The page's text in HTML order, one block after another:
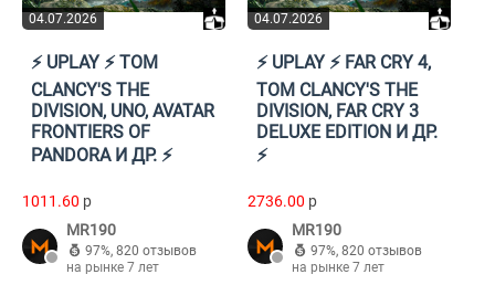
04.07.2026
⚡️ UPLAY ⚡️ TOM
CLANCY'S THE
DIVISION, UNO, AVATAR
FRONTIERS OF
PANDORA И ДР. ⚡️
1011.60 p
MR190
97%, 820 отзывов
на рынке 7 лет
04.07.2026
⚡️ UPLAY ⚡️ FAR CRY 4,
TOM CLANCY'S THE
DIVISION, FAR CRY 3
DELUXE EDITION И ДР.
⚡️
2736.00 p
MR190
97%, 820 отзывов
на рынке 7 лет